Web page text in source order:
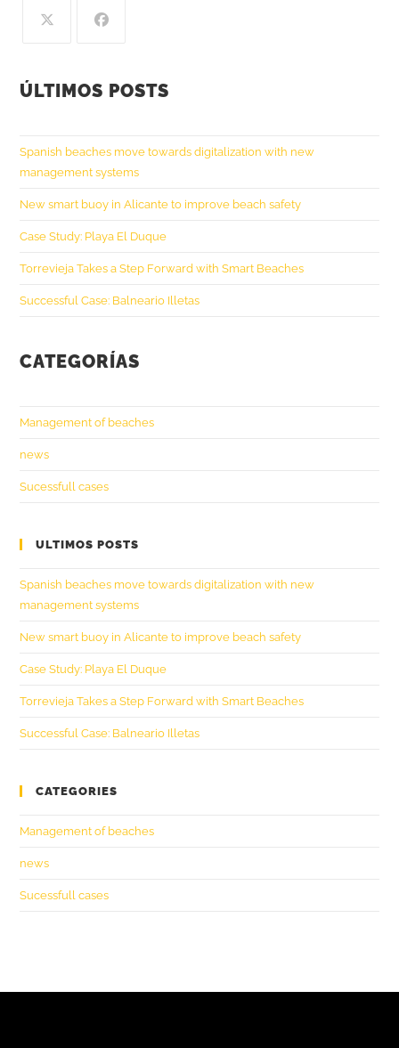
ÚLTIMOS POSTS
Spanish beaches move towards digitalization with new
management systems
New smart buoy in Alicante to improve beach safety
Case Study: Playa El Duque
Torrevieja Takes a Step Forward with Smart Beaches
Successful Case: Balneario Illetas
CATEGORÍAS
Management of beaches
news
Sucessfull cases
ULTIMOS POSTS
Spanish beaches move towards digitalization with new
management systems
New smart buoy in Alicante to improve beach safety
Case Study: Playa El Duque
Torrevieja Takes a Step Forward with Smart Beaches
Successful Case: Balneario Illetas
CATEGORIES
Management of beaches
news
Sucessfull cases